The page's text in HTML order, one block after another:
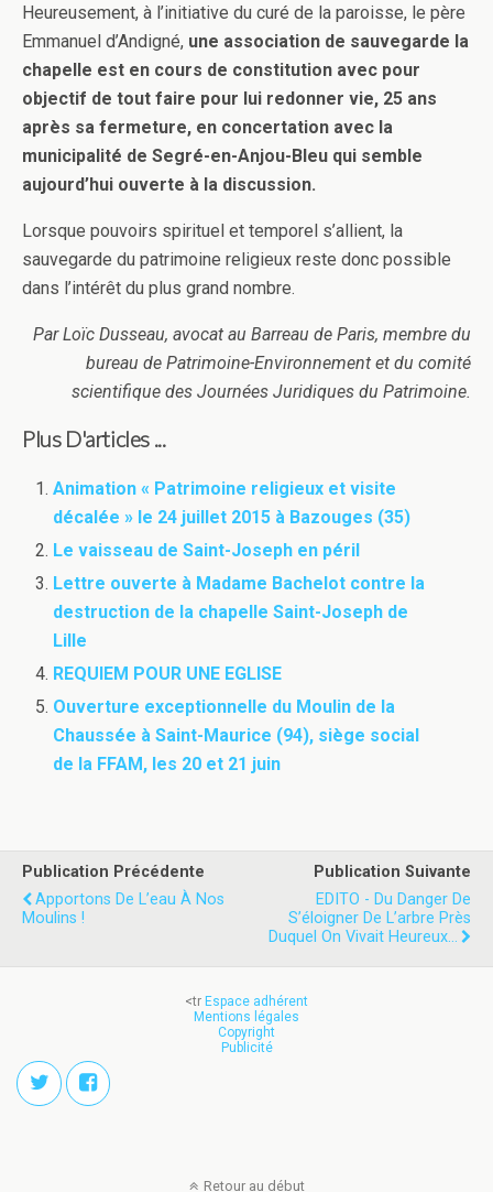
Heureusement, à l’initiative du curé de la paroisse, le père
Emmanuel d’Andigné, une association de sauvegarde la
chapelle est en cours de constitution avec pour
objectif de tout faire pour lui redonner vie, 25 ans
après sa fermeture, en concertation avec la
municipalité de Segré-en-Anjou-Bleu qui semble
aujourd’hui ouverte à la discussion.
Lorsque pouvoirs spirituel et temporel s’allient, la
sauvegarde du patrimoine religieux reste donc possible
dans l’intérêt du plus grand nombre.
Par Loïc Dusseau, avocat au Barreau de Paris, membre du
bureau de Patrimoine-Environnement et du comité
scientifique des Journées Juridiques du Patrimoine.
Plus D'articles ...
Animation « Patrimoine religieux et visite
décalée » le 24 juillet 2015 à Bazouges (35)
Le vaisseau de Saint-Joseph en péril
Lettre ouverte à Madame Bachelot contre la
destruction de la chapelle Saint-Joseph de
Lille
REQUIEM POUR UNE EGLISE
Ouverture exceptionnelle du Moulin de la
Chaussée à Saint-Maurice (94), siège social
de la FFAM, les 20 et 21 juin
Publication Précédente
Apportons De L’eau À Nos
Moulins !
Publication Suivante
EDITO - Du Danger De
S’éloigner De L’arbre Près
Duquel On Vivait Heureux…
<tr Espace adhérent
Mentions légales
Copyright
Publicité
Retour au début